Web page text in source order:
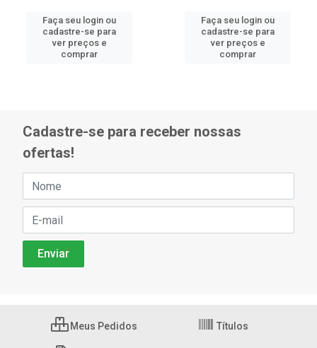
Faça seu login ou
cadastre-se para
ver preços e
comprar
Faça seu login ou
cadastre-se para
ver preços e
comprar
Cadastre-se para receber nossas
ofertas!
Meus Pedidos Títulos